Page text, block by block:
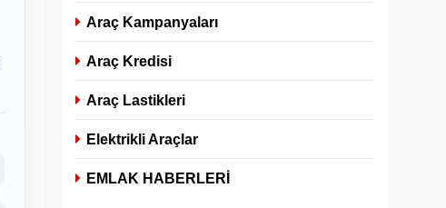
Araç Kampanyaları
Araç Kredisi
Araç Lastikleri
Elektrikli Araçlar
EMLAK HABERLERİ